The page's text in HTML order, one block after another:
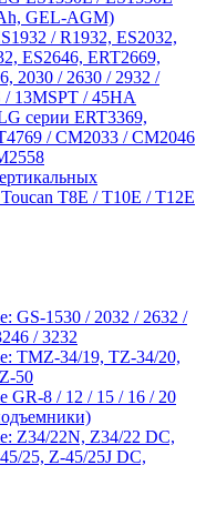
GEL-AGM)
/ R1932, ES2032,
ES2646, ERT2669,
2030 / 2630 / 2932 /
/ 13MSPT / 45HA
серии ERT3369,
/ CM2033 / CM2046
T8E / T10E / T12E
GS-1530 / 2032 / 2632 /
/ 3232
TMZ-34/19, TZ-34/20,
50
GR-8 / 12 / 15 / 16 / 20
Z34/22N, Z34/22 DC,
25, Z-45/25J DC,